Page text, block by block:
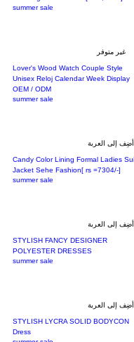
summer sale
غير متوفر
Lover's Wood Watch Couple Style
Unisex Reloj Calendar Week Display
OEM / ODM
summer sale
أضِف إلى العربة
Candy Color Lining Formal Ladies
Jacket Sehe Fashion[ rs =7304/-]
summer sale
أضِف إلى العربة
STYLISH FANCY DESIGNER
POLYESTER DRESSES
summer sale
أضِف إلى العربة
STYLISH LYCRA SOLID BODYCON
Dress